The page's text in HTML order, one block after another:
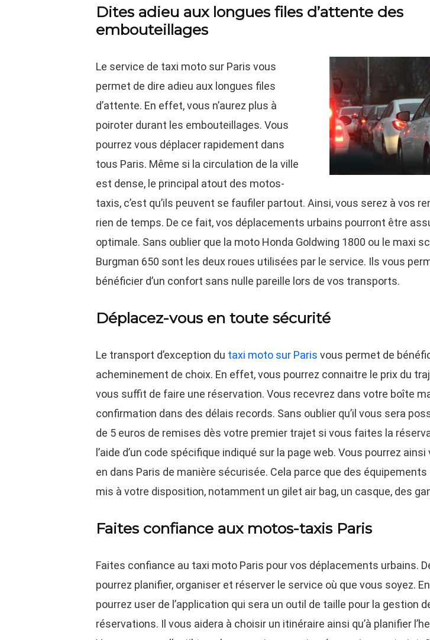
Dites adieu aux longues files d’attente des
embouteillages
Le service de taxi moto sur Paris vous
permet de dire adieu aux longues files
d’attente. En effet, vous n’aurez plus à
poiroter durant les embouteillages. Vous
pourrez vous déplacer rapidement dans
tous Paris. Même si la circulation de la ville
est dense, le principal atout des motos-
taxis, c’est qu’ils peuvent se faufiler partout. Ainsi, vous serez à vos
rien de temps. De ce fait, vos déplacements urbains pourront être
optimale. Sans oublier que la moto Honda Goldwing 1800 ou le maxi
Burgman 650 sont les deux roues utilisées par le service. Ils vous
bénéficier d’un confort sans nulle pareille lors de vos transports.
Déplacez-vous en toute sécurité
Le transport d’exception du taxi moto sur Paris vous permet de
acheminement de choix. En effet, vous pourrez connaitre le prix du
vous suffit de faire une réservation. Vous recevrez dans votre boîte
confirmation dans des délais records. Sans oublier qu’il vous sera
de 5 euros de remises dès votre premier trajet si vous faites la
l’aide d’un code spécifique indiqué sur la page web. Vous pourrez
en dans Paris de manière sécurisée. Cela parce que des
mis à votre disposition, notamment un gilet air bag, un casque, des
Faites confiance aux motos-taxis Paris
Faites confiance au taxi moto Paris pour vos déplacements urbains.
pourrez planifier, organiser et réserver le service où que vous soyez.
pourrez user de l’application qui sera un outil de taille pour la gestion
réservations. Il vous aidera à choisir un itinéraire ainsi qu’à planifier